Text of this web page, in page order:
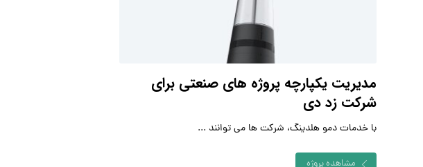
مدیریت یکپارچه پروژه های صنعتی برای
شرکت زد دی
با خدمات دمو هلدینگ، شرکت ها می توانند ...
مشاهده پروژه